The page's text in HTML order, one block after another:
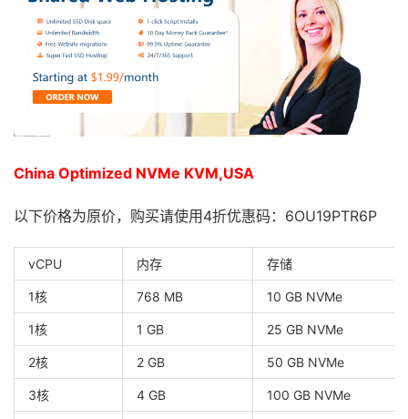
China Optimized NVMe KVM,USA
以下价格为原价，购买请使用4折优惠码：6OU19PTR6P
vCPU 内存 存储
1核 768 MB 10 GB NVMe
1核 1 GB 25 GB NVMe
2核 2 GB 50 GB NVMe
3核 4 GB 100 GB NVMe